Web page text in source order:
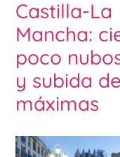
Castilla-La
Mancha:
poco
y subida
máximas